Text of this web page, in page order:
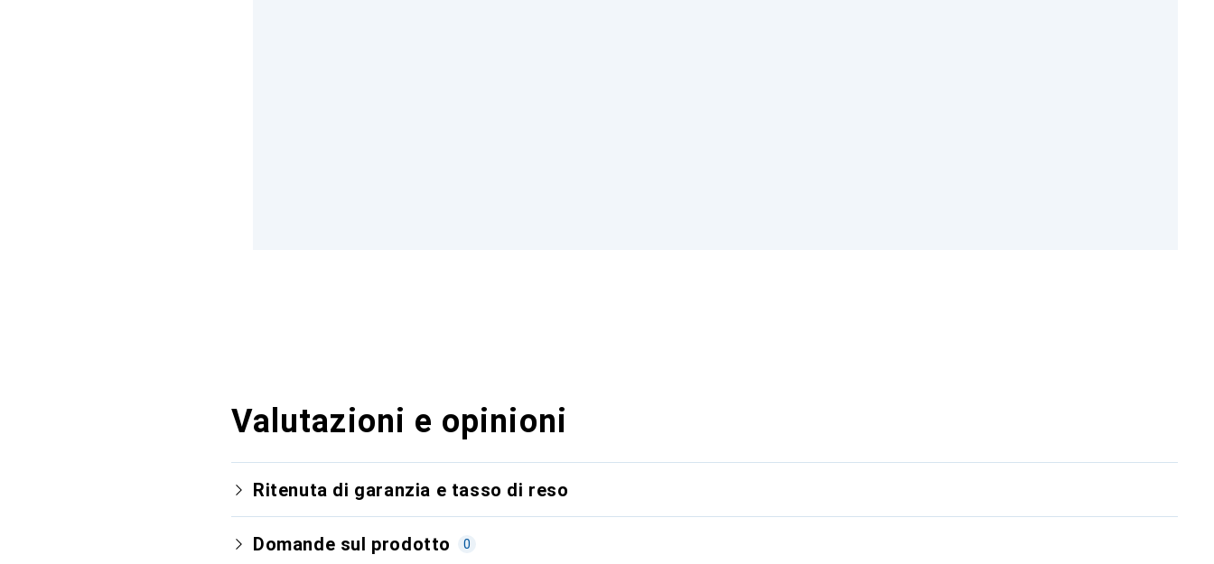
Valutazioni e opinioni
Ritenuta di garanzia e tasso di reso
Domande sul prodotto 0